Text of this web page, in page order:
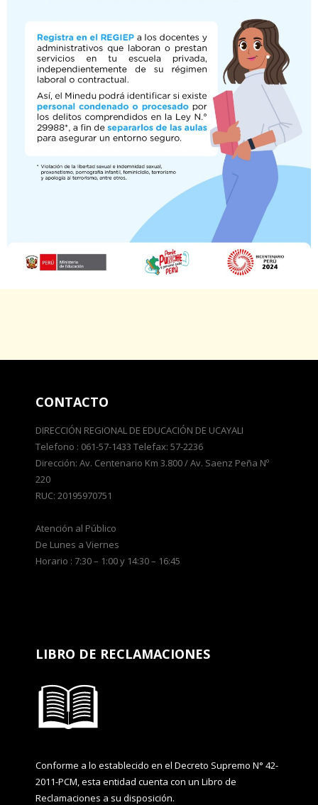
CONTACTO
DIRECCIÓN REGIONAL DE EDUCACIÓN DE UCAYALI
Telefono : 061-57-1433 Telefax: 57-2236
Dirección: Av. Centenario Km 3.800 / Av. Saenz Peña Nº
220
RUC: 20195970751
Atención al Público
De Lunes a Viernes
Horario : 7:30 – 1:00 y 14:30 – 16:45
LIBRO DE RECLAMACIONES
Conforme a lo establecido en el Decreto Supremo N° 42-
2011-PCM, esta entidad cuenta con un Libro de
Reclamaciones a su disposición.